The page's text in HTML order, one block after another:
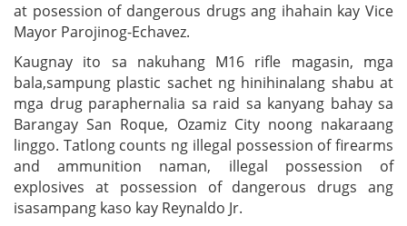
at posession of dangerous drugs ang ihahain kay Vice
Mayor Parojinog-Echavez.
Kaugnay ito sa nakuhang M16 rifle magasin, mga
bala,sampung plastic sachet ng hinihinalang shabu at
mga drug paraphernalia sa raid sa kanyang bahay sa
Barangay San Roque, Ozamiz City noong nakaraang
linggo. Tatlong counts ng illegal possession of firearms
and ammunition naman, illegal possession of
explosives at possession of dangerous drugs ang
isasampang kaso kay Reynaldo Jr.